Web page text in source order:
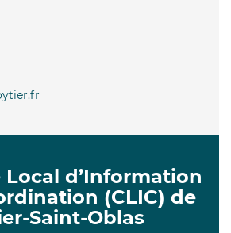
Local d’Information
(CLIC) de
Saint-Oblas